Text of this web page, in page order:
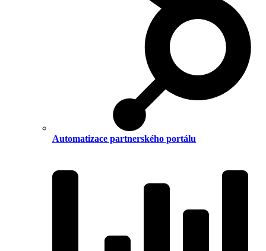
Automatizace partnerského portálu